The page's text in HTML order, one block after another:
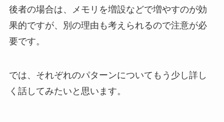
後者の場合は、メモリを増設などで増やすのが効
果的ですが、別の理由も考えられるので注意が必
要です。
では、それぞれのパターンについてもう少し詳し
く話してみたいと思います。